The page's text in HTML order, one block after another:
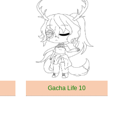
Gacha Life 10